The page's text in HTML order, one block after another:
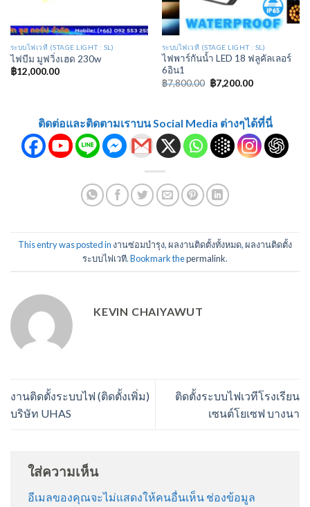
ระบบไฟเวที (STAGE LIGHT : SL)
ไฟบีม มูฟวิ่งเฮด 230w
฿12,000.00
ระบบไฟเวที (STAGE LIGHT : SL)
ไฟพาร์กันน้ำ LED 18 ฟลูคัลเลอร์
6อิน1
฿7,800.00 ฿7,200.00
ติดต่อและติดตามเราบน Social Media ต่างๆได้ที่นี่
This entry was posted in งานซ่อมบำรุง,ผลงานติดตั้งทั้งหมด,ผลงานติดตั้ง
ระบบไฟเวที. Bookmark thepermalink.
KEVIN CHAIYAWUT
งานติดตั้งระบบไฟ (ติดตั้งเพิ่ม)
บริษัท UHAS
ติดตั้งระบบไฟเวทีโรงเรียน
เซนต์โยเซฟ บางนา
ใส่ความเห็น
อีเมลของคุณจะไม่แสดงให้คนอื่นเห็น ช่องข้อมูล